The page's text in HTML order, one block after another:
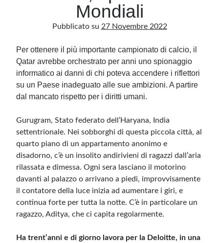
Archivi
Categorie
Categorie
Questo blog non rappresenta una testata giornalistica, in quanto viene aggiornato
senza alcuna periodicità. Non può pertanto considerarsi un prodotto editoriale ai
sensi della legge n· 62 del 7.03.2001. L’autore non è responsabile di quanto
pubblicato dai lettori nei commenti ai vari post. Saranno comunque cancellati quelli
ritenuti offensivi o lesivi dell’immagine o dell’onorabilità di terzi, di genere spam,
razzisti o che contengano dati personali non conformi al rispetto delle norme sulla
privacy. Alcune immagini inserite in questo blog sono tratte da Internet e, pertanto,
diritti d’autore, vi invito a comunicarlo via e-mail a info[at]dinovalle.it e saranno
tramite link né del loro contenuto, che può essere soggetto a variazioni nel tempo.
Mondiali
Pubblicato su 27 Novembre 2022
Per ottenere il più importante campionato di calcio, il
Qatar avrebbe orchestrato per anni uno spionaggio
informatico ai danni di chi poteva accendere i riflettori
su un Paese inadeguato alle sue ambizioni. A partire
dal mancato rispetto per i diritti umani.
Gurugram, Stato federato dell’Haryana, India
settentrionale. Nei sobborghi di questa piccola città, al
quarto piano di un appartamento anonimo e
disadorno, c’è un insolito andirivieni di ragazzi dall’aria
rilassata e dimessa. Ogni sera lasciano il motorino
davanti al palazzo o arrivano a piedi, improvvisamente
il contatore della luce inizia ad aumentare i giri, e
continua forte per tutta la notte. C’è in particolare un
ragazzo, Aditya, che ci capita regolarmente.
Ha trent’anni e di giorno lavora per la Deloitte, in una